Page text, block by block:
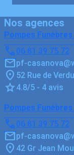
Nos agences
Pompes
06 81 39 75 72
pf-
52 Rue de
4.8/5 - 4 avis
Pompes
06 81 39 75 72
pf-
42 Gr Jean